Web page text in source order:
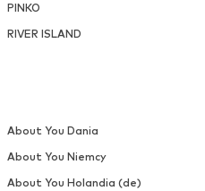
PINKO
RIVER ISLAND
About You Dania
About You Niemcy
About You Holandia (de)